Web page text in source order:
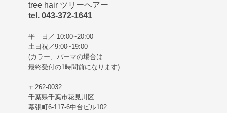
tree hair ツリーヘアー
tel. 043-372-1641
平 日／ 10:00~20:00
土日祝／9:00~19:00
(カラー、パーマの場合は
最終受付の1時間前になります)
〒262-0032
千葉県千葉市花見川区
幕張町6-117-6中台ビル102